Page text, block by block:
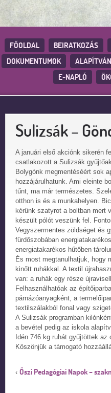
FŐOLDAL BEIRATKOZÁS
DOKUMENTUMOK
E-NAPLÓ
Sulizsák –
A januári első akciónk sikerén
csatlakozott a Sulizsák
Bolygónk megmentéséért sok
hozzájárulhatunk. Ami eleinte
tűnt, ma már természetes.
otthon is és a munkahelyen.
kérünk szatyrot a boltban mert
készült pólót veszünk fel.
Vegyszermentes zöldséget és
fürdőszobában
energiatakarékos hűtőben
És most megtanulhatjuk, hogy
kinőtt ruhákkal. A textil
van: a ruhák egy része
Felhasználhatóak az
párnázóanyagként, a
textilszálakból fonal vagy
A Sulizsák programban
a bevétel pedig az iskola
Idén 746 kg ruhát gyűjtöttek az
Köszönjük a támogató
‹ Őszi Pedagógiai Napok –